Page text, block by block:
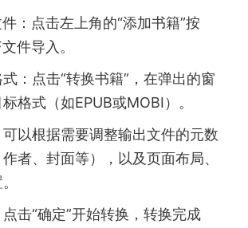
：点击左上角的“添加书籍”按
件导入。
：点击“转换书籍”，在弹出的窗
格式（如EPUB或MOBI）。
以根据需要调整输出文件的元数
者、封面等），以及页面布局、
击“确定”开始转换，转换完成